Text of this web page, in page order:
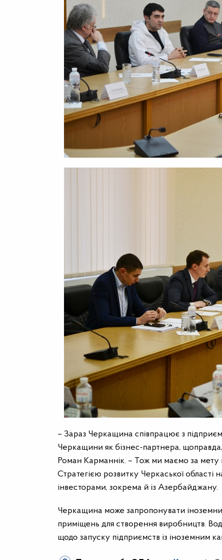
– Зараз Черкащина співпрацює з
Черкащини як бізнес-партнера,
Роман Карманнік. – Тож ми маємо за мету
Стратегією розвитку Черкаської області
інвесторами, зокрема й із Азербайджану.
Черкащина може запропонувати
приміщень для створення виробництв.
щодо запуску підприємств із іноземним